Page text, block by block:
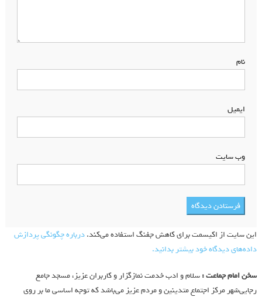
نام
ایمیل
وب‌ سایت
این سایت از اکیسمت برای کاهش جفنگ استفاده می‌کند.درباره چگونگی پردازش
داده‌های دیدگاه خود بیشتر بدانید.
سخن امام جماعت :سلام و ادب خدمت نمازگزار و کاربران عزیز، مسجد جامع
رجایی‌شهر مرکز اجتماع متدینین و مردم عزیز می‌باشد که توجه اساسی ما بر روی